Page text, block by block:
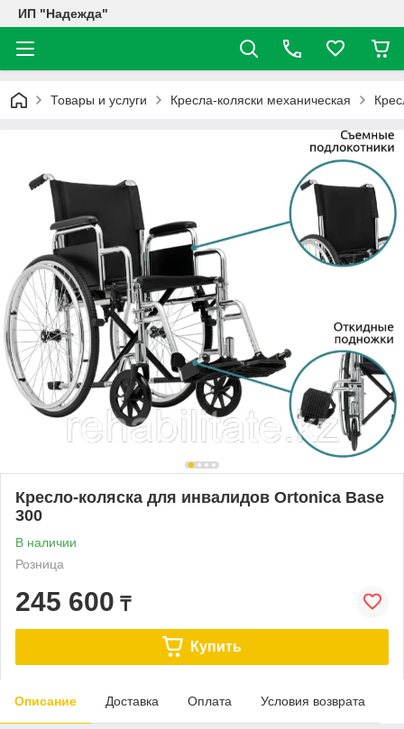
ИП "Надежда"
Товары и услуги Кресла-коляски механическая
Кресло-коляска для инвалидов Ortonica Base
300
В наличии
Розница
245 600 ₸
Купить
Описание Доставка Оплата Условия возврата